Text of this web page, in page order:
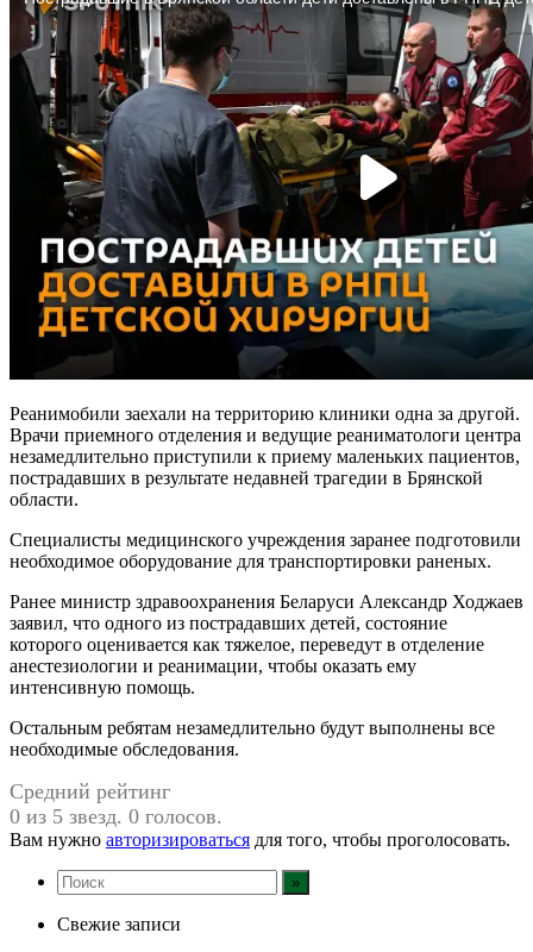
Реанимобили заехали на территорию клиники одна за другой.
Врачи приемного отделения и ведущие реаниматологи центра
незамедлительно приступили к приему маленьких пациентов,
пострадавших в результате недавней трагедии в Брянской
области.
Специалисты медицинского учреждения заранее подготовили
необходимое оборудование для транспортировки раненых.
Ранее министр здравоохранения Беларуси Александр Ходжаев
заявил, что одного из пострадавших детей, состояние
которого оценивается как тяжелое, переведут в отделение
анестезиологии и реанимации, чтобы оказать ему
интенсивную помощь.
Остальным ребятам незамедлительно будут выполнены все
необходимые обследования.
Средний рейтинг
0 из 5 звезд. 0 голосов.
Вам нужно авторизироваться для того, чтобы проголосовать.
Свежие записи